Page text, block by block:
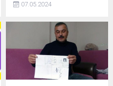
edecek.
07.05.2024